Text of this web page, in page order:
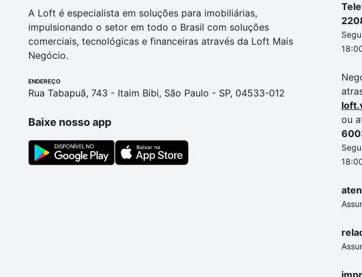
A Loft é especialista em soluções para imobiliárias,
impulsionando o setor em todo o Brasil com soluções
comerciais, tecnológicas e financeiras através da Loft Mais
Negócio.
ENDEREÇO
Rua Tabapuã, 743 - Itaim Bibi, São Paulo - SP, 04533-012
Baixe nosso app
ou